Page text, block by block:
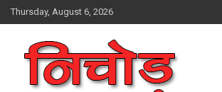
Skip
to
Thursday, August 6, 2026